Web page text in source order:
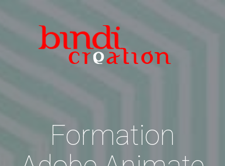
Formation